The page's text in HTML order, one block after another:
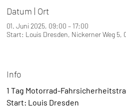
Datum | Ort
01. Juni 2025, 09:00 – 17:00
Start: Louis Dresden, Nickerner Weg 5,
Info
1 Tag Motorrad-
Start: Louis Dresden